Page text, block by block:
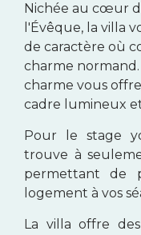
Nichée au cœur
l'Évêque, la villa
de caractère où
charme
charme vous
cadre lumineux
Pour le stage
trouve à
permettant de
logement à vos
La villa offre